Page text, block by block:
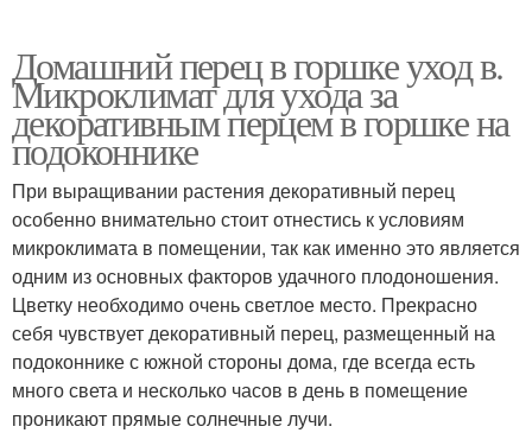
Домашний перец в горшке уход в.
Микроклимат для ухода за
декоративным перцем в горшке на
подоконнике
При выращивании растения декоративный перец
особенно внимательно стоит отнестись к условиям
микроклимата в помещении, так как именно это является
одним из основных факторов удачного плодоношения.
Цветку необходимо очень светлое место. Прекрасно
себя чувствует декоративный перец, размещенный на
подоконнике с южной стороны дома, где всегда есть
много света и несколько часов в день в помещение
проникают прямые солнечные лучи.